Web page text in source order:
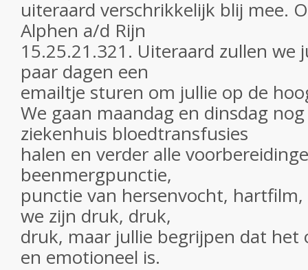
uiteraard verschrikkelijk blij mee.
Alphen a/d Rijn
15.25.21.321. Uiteraard zullen we
paar dagen een
emailtje sturen om jullie op de
We gaan maandag en dinsdag
ziekenhuis bloedtransfusies
halen en verder alle
beenmergpunctie,
punctie van hersenvocht,
we zijn druk, druk,
druk, maar jullie begrijpen dat het
en emotioneel is.